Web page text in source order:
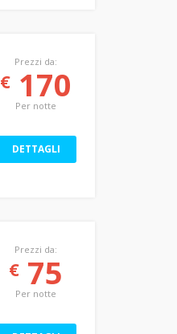
Prezzi da:
€ 170
Per notte
DETTAGLI
Prezzi da:
€ 75
Per notte